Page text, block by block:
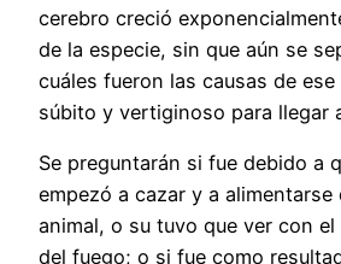
cerebro creció
de la especie, sin que aún se
cuáles fueron las causas de
súbito y vertiginoso para llegar
Se preguntarán si fue debido a
empezó a cazar y a alimentarse
animal, o su tuvo que ver con
del fuego; o si fue como